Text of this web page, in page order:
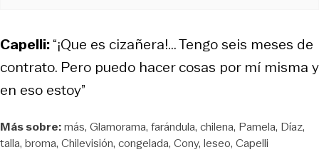
Capelli:“¡Que es cizañera!... Tengo seis meses de
contrato. Pero puedo hacer cosas por mí misma y
en eso estoy”
Más sobre:más Glamorama farándula chilena Pamela Díaz
talla broma Chilevisión congelada Cony leseo Capelli